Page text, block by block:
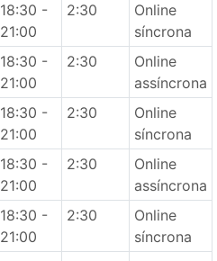
18:30 -
21:00
2:30
Online
síncrona
18:30 -
21:00
2:30
Online
assíncrona
18:30 -
21:00
2:30
Online
síncrona
18:30 -
21:00
2:30
Online
assíncrona
18:30 -
21:00
2:30
Online
síncrona